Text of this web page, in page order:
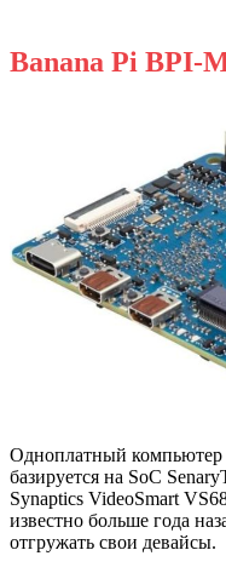
Banana Pi BPI-
Одноплатный
базируется на SoC
Synaptics VideoSmart
известно больше года
отгружать свои девайсы.